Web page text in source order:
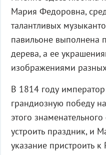
Мария Федоровна,
талантливых
павильоне выполнена
дерева, а ее
изображениями
В 1814 году
грандиозную победу
этого
устроить праздник, и
указание пристроить